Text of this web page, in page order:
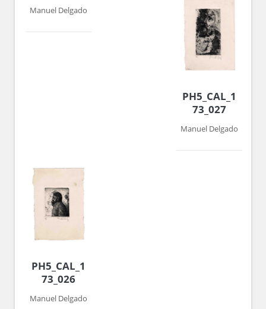
Manuel Delgado
PH5_CAL_1972-
73_027
Manuel Delgado
PH5_CAL_1972-
73_026
Manuel Delgado